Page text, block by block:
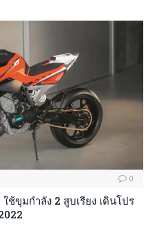
0
ขุมกำลัง 2 สูบเรียง เดินโปร